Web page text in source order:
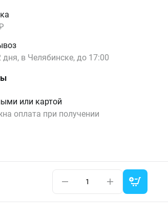
дня, в Челябинске, до 17:00
или картой
оплата при получении